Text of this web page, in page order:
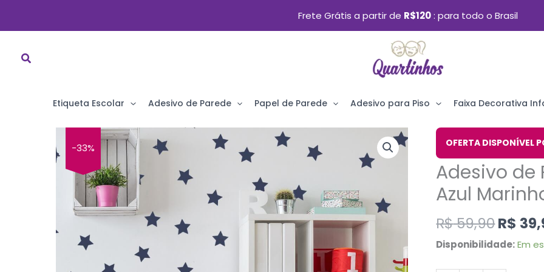
Ir
Frete Grátis a partir de R$120 para todo o Brasil
Etiqueta Escolar Adesivo de Parede Papel de Parede Adesivo para Piso Faixa Decorativa
-33% OFERTA DISPONÍVEL
Adesivo de
Azul
R$59,90
O
preço
era:
R$
Disponibilidade: Em
Adesivo
de
Parede
Infantil
Azul
Marinho